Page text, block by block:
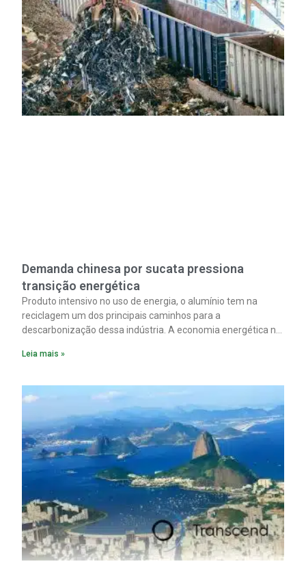
Demanda chinesa por sucata pressiona
transição energética
Produto intensivo no uso de energia, o alumínio tem na
reciclagem um dos principais caminhos para a
descarbonização dessa indústria. A economia energética na
material. A produção de um alumínio mais limpo, no entanto,
insumo, a sucata, devido, sobretudo, ao interesse chinês
pela matéria-prima.
Leia mais »